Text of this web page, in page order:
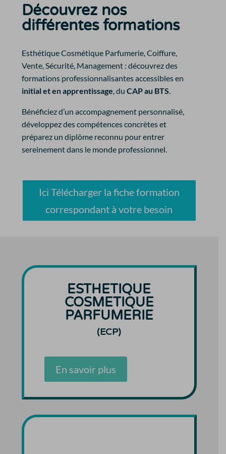
Découvrez nos
différentes formations
Esthétique Cosmétique Parfumerie, Coiffure,
Vente, Sécurité, Management : découvrez des
formations professionnalisantes accessibles en
initial et en apprentissage , duCAP au BTS
Bénéficiez d’un accompagnement personnalisé,
développez des compétences concrètes et
préparez un diplôme reconnu pour entrer
sereinement dans le monde professionnel.
Ici Télécharger la fiche formation
correspondant à votre besoin
ESTHETIQUE
COSMETIQUE
PARFUMERIE
(ECP)
En savoir plus